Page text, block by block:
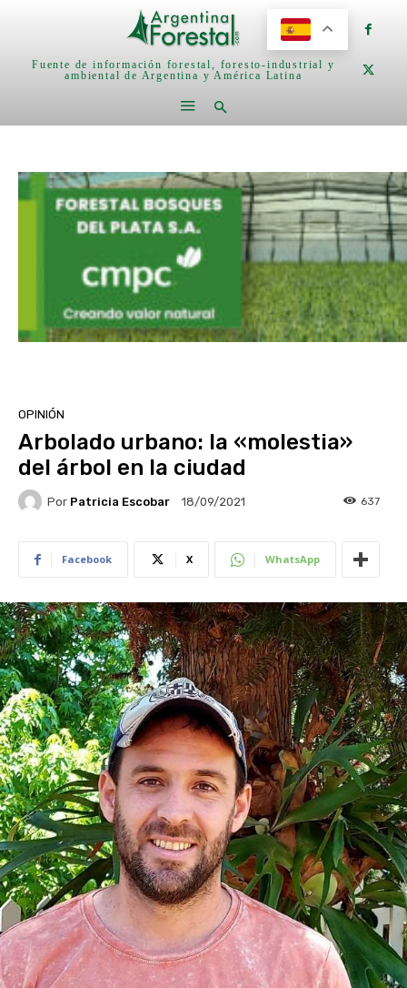
Fuente de información forestal, foresto-industrial y
ambiental de Argentina y América Latina
OPINIÓN
Arbolado urbano: la «molestia»
del árbol en la ciudad
Por Patricia Escobar 18/09/2021 637
Facebook X WhatsApp